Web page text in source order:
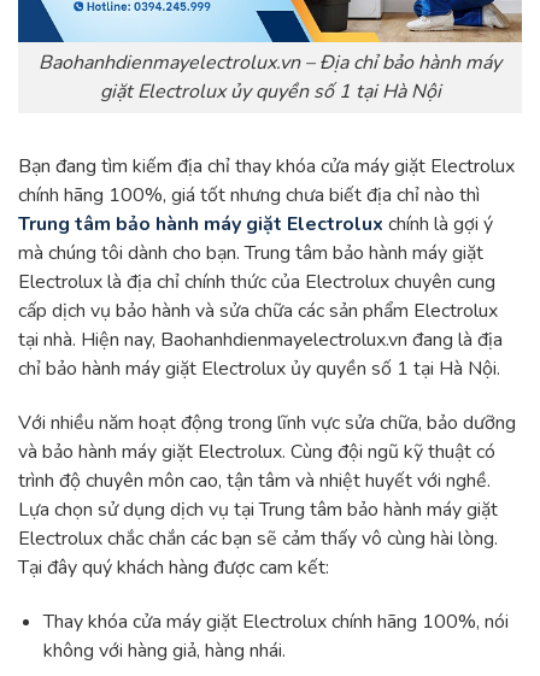
Baohanhdienmayelectrolux.vn – Địa chỉ bảo hành máy
giặt Electrolux ủy quyền số 1 tại Hà Nội
Bạn đang tìm kiếm địa chỉ thay khóa cửa máy giặt Electrolux
chính hãng 100%, giá tốt nhưng chưa biết địa chỉ nào thì
Trung tâm bảo hành máy giặt Electrolux chính là gợi ý
mà chúng tôi dành cho bạn. Trung tâm bảo hành máy giặt
Electrolux là địa chỉ chính thức của Electrolux chuyên cung
cấp dịch vụ bảo hành và sửa chữa các sản phẩm Electrolux
tại nhà. Hiện nay, Baohanhdienmayelectrolux.vn đang là địa
chỉ bảo hành máy giặt Electrolux ủy quyền số 1 tại Hà Nội.
Với nhiều năm hoạt động trong lĩnh vực sửa chữa, bảo dưỡng
và bảo hành máy giặt Electrolux. Cùng đội ngũ kỹ thuật có
trình độ chuyên môn cao, tận tâm và nhiệt huyết với nghề.
Lựa chọn sử dụng dịch vụ tại Trung tâm bảo hành máy giặt
Electrolux chắc chắn các bạn sẽ cảm thấy vô cùng hài lòng.
Tại đây quý khách hàng được cam kết:
Thay khóa cửa máy giặt Electrolux chính hãng 100%, nói
không với hàng giả, hàng nhái.